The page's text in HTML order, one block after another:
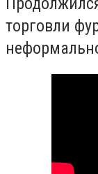
торговли